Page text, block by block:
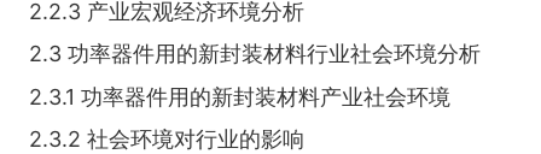
2.2.3 产业宏观经济环境分析
2.3 功率器件用的新封装材料行业社会环境分析
2.3.1 功率器件用的新封装材料产业社会环境
2.3.2 社会环境对行业的影响